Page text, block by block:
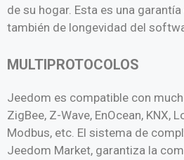
de su hogar. Esta es una
también de longevidad del
MULTIPROTOCOLOS
Jeedom es compatible con
ZigBee, Z-Wave, EnOcean, KNX,
Modbus, etc. El sistema de
Jeedom Market, garantiza la